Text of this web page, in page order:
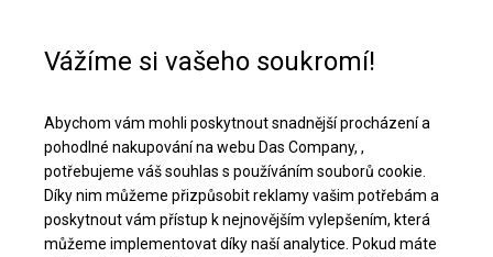
Stáhněte si nabídku PDF
Vážíme si vašeho soukromí!
Abychom vám mohli poskytnout snadnější procházení a
pohodlné nakupování na webu Das Company, ,
potřebujeme váš souhlas s používáním souborů cookie.
Díky nim můžeme přizpůsobit reklamy vašim potřebám a
poskytnout vám přístup k nejnovějším vylepšením, která
můžeme implementovat díky naší analytice. Pokud máte